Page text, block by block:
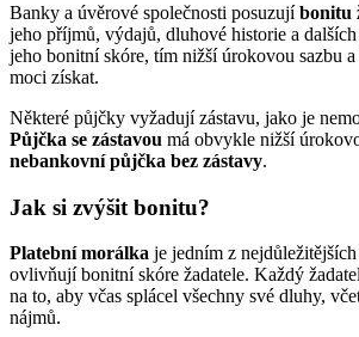
Banky a úvěrové společnosti posuzujíbonitu
jeho příjmů, výdajů, dluhové historie a
jeho bonitní skóre, tím nižší úrokovou sazbu
moci získat.
Některé půjčky vyžadují zástavu, jako je
Půjčka se zástavou má obvykle nižší
nebankovní půjčka bez zástavy.
Jak si zvýšit bonitu?
Platební morálka je jedním z
ovlivňují bonitní skóre žadatele. Každý
na to, aby včas splácel všechny své dluhy,
nájmů.